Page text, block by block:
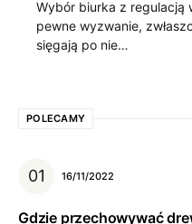
Wybór biurka z regulacją
pewne wyzwanie,
sięgają po nie…
POLECAMY
16/11/2022
Gdzie przechowywać